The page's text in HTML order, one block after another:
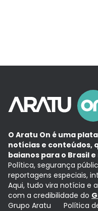
O Aratu On é uma
notícias e conteúdos,
baianos para o Brasil
Política, segurança
reportagens especiais,
Aqui, tudo vira notícia e
com a credibilidade do
Grupo Aratu
Política